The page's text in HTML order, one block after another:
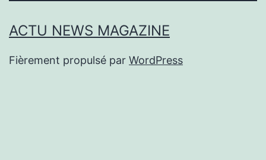
ACTU NEWS MAGAZINE
Fièrement propulsé par WordPress